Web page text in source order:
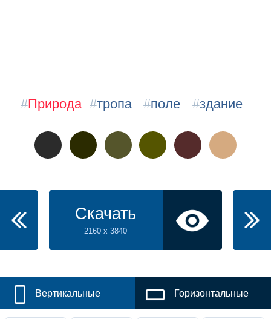
#Природа #тропа #поле #здание
Скачать
2160 x 3840
Вертикальные Горизонтальные